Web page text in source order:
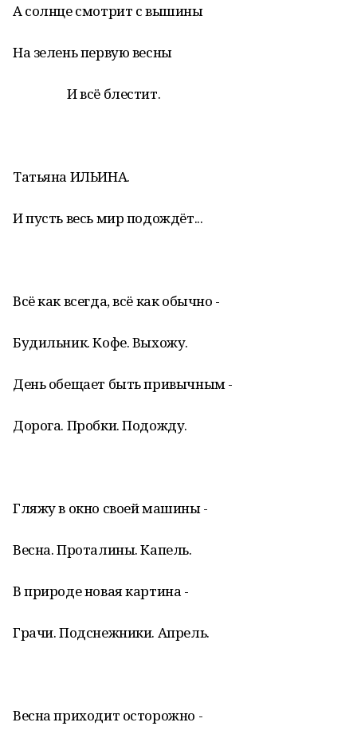
А солнце смотрит с вышины
На зелень первую весны
И всё блестит.
Татьяна ИЛЬИНА.
И пусть весь мир подождёт...
Всё как всегда, всё как обычно -
Будильник. Кофе. Выхожу.
День обещает быть привычным -
Дорога. Пробки. Подожду.
Гляжу в окно своей машины -
Весна. Проталины. Капель.
В природе новая картина -
Грачи. Подснежники. Апрель.
Весна приходит осторожно -